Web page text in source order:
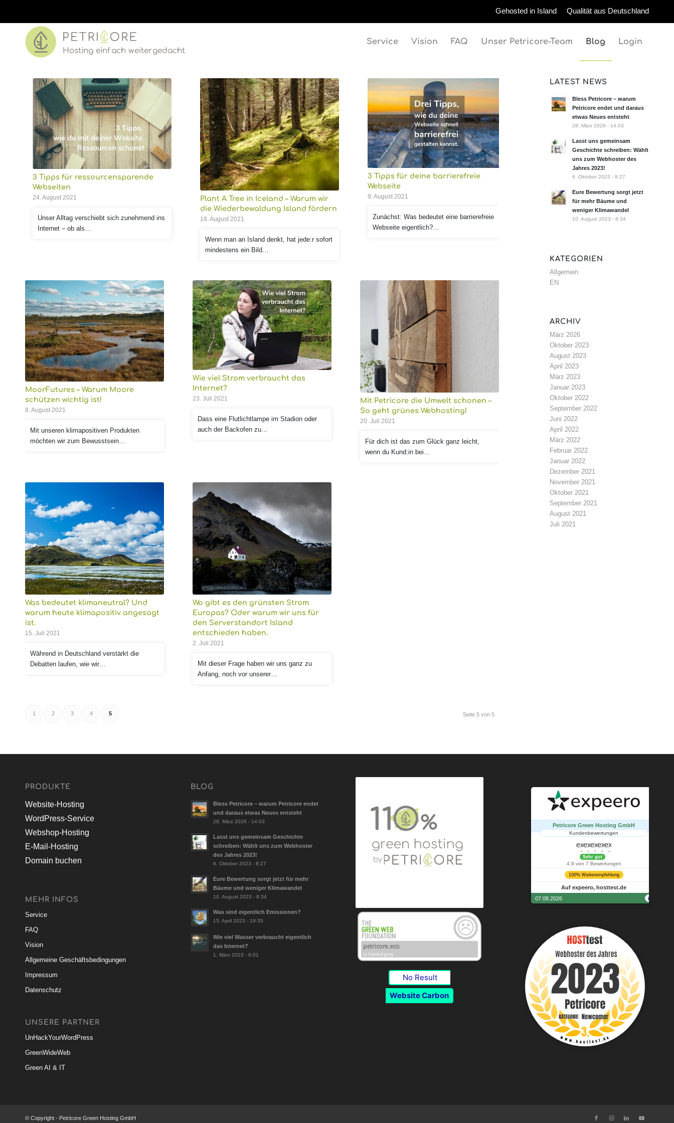
Gehosted in Island Qualität aus Deutschland
Hosting einfach weiter gedacht
Service Vision FAQ Unser Petricore-Team Blog Login
3 Tipps für ressourcensparende
Webseiten
24. August 2021
Unser Alltag verschiebt sich zunehmend ins
Internet – ob als…
Plant A Tree in Iceland – Warum wir
die Wiederbewaldung Island fördern
18. August 2021
Wenn man an Island denkt, hat jede:r sofort
mindestens ein Bild…
3 Tipps für deine barrierefreie
Webseite
9. August 2021
Zunächst: Was bedeutet eine barrierefreie
Webseite eigentlich?…
MoorFutures – Warum Moore
schützen wichtig ist!
8. August 2021
Mit unseren klimapositiven Produkten
möchten wir zum Bewusstsein…
Wie viel Strom verbraucht das
Internet?
23. Juli 2021
Dass eine Flutlichtlampe im Stadion oder
auch der Backofen zu…
Mit Petricore die Umwelt schonen –
So geht grünes Webhosting!
20. Juli 2021
Für dich ist das zum Glück ganz leicht,
wenn du Kund:in bei…
Was bedeutet klimaneutral? Und
warum heute klimapositiv angesagt
ist.
15. Juli 2021
Während in Deutschland verstärkt die
Debatten laufen, wie wir…
Wo gibt es den grünsten Strom
Europas? Oder warum wir uns für
den Serverstandort Island
entschieden haben.
2. Juli 2021
Mit dieser Frage haben wir uns ganz zu
Anfang, noch vor unserer…
Seite 5 von 5
1 2 3 4 5
LATEST NEWS
Bless Petricore – warum
Petricore endet und daraus
etwas Neues entsteht
28. März 2026 - 14:03
Lasst uns gemeinsam
Geschichte schreiben: Wählt
uns zum Webhoster des
Jahres 2023!
6. Oktober 2023 - 8:27
Eure Bewertung sorgt jetzt
für mehr Bäume und
weniger Klimawandel
10. August 2023 - 8:34
KATEGORIEN
Allgemein
EN
ARCHIV
März 2026
Oktober 2023
August 2023
April 2023
März 2023
Januar 2023
Oktober 2022
September 2022
Juni 2022
April 2022
März 2022
Februar 2022
Januar 2022
Dezember 2021
November 2021
Oktober 2021
September 2021
August 2021
Juli 2021
PRODUKTE
Website-Hosting
WordPress-Service
Webshop-Hosting
E-Mail-Hosting
Domain buchen
MEHR INFOS
Service
FAQ
Vision
Allgemeine Geschäftsbedingungen
Impressum
Datenschutz
UNSERE PARTNER
UnHackYourWordPress
GreenWideWeb
Green AI & IT
BLOG
Bless Petricore – warum Petricore endet
und daraus etwas Neues entsteht
28. März 2026 - 14:03
Lasst uns gemeinsam Geschichte
schreiben: Wählt uns zum Webhoster
des Jahres 2023!
6. Oktober 2023 - 8:27
Eure Bewertung sorgt jetzt für mehr
Bäume und weniger Klimawandel
10. August 2023 - 8:34
Was sind eigentlich Emissionen?
15. April 2023 - 19:35
Wie viel Wasser verbraucht eigentlich
das Internet?
1. März 2023 - 6:01
No Result
Website Carbon
© Copyright - Petricore Green Hosting GmbH